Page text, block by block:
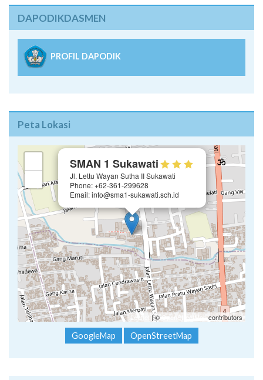
DAPODIKDASMEN
PROFIL DAPODIK
Peta Lokasi
SMAN 1 Sukawati
Jl. Lettu Wayan Sutha II Sukawati
Phone: +62-361-299628
Email: info@sma1-sukawati.sch.id
Leaflet | ©OpenStreetMap contributors
GoogleMap OpenStreetMap